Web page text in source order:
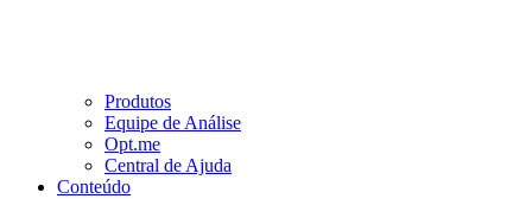
Produtos
Equipe de Análise
Opt.me
Central de Ajuda
Conteúdo